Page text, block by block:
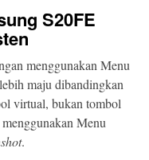
S20FE
menggunakan Menu
maju dibandingkan
virtual, bukan tombol
Menu
.